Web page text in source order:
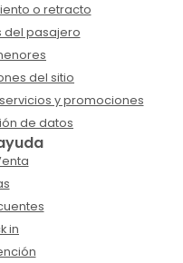
o retracto
del pasajero
del sitio
y promociones
de datos
in